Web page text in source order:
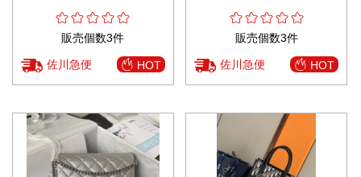
販売個数3件
佐川急便 HOT
販売個数3件
佐川急便 HOT